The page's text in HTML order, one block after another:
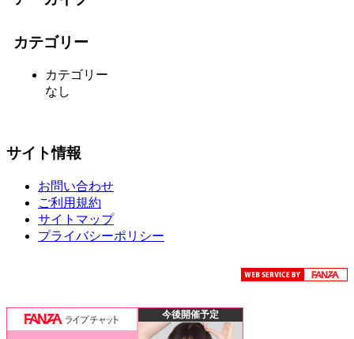
カテゴリー
カテゴリー
なし
サイト情報
お問い合わせ
ご利用規約
サイトマップ
プライバシーポリシー